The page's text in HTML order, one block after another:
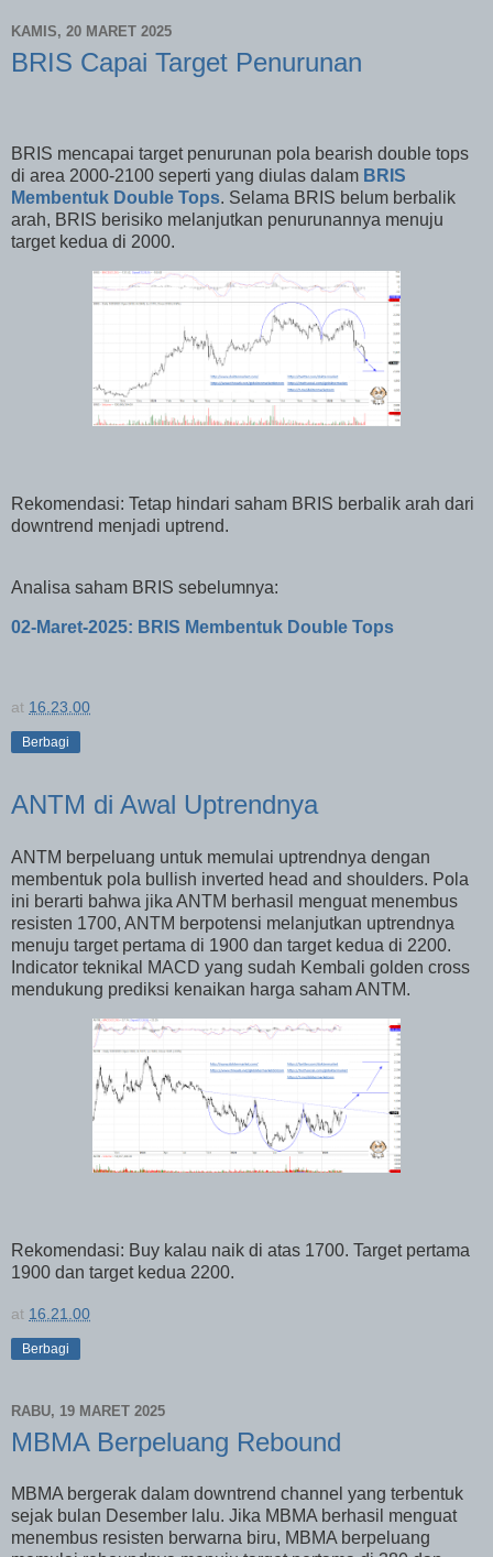
KAMIS, 20 MARET 2025
BRIS Capai Target Penurunan
BRIS mencapai target penurunan pola bearish double tops
di area 2000-2100 seperti yang diulas dalam BRIS
Membentuk Double Tops. Selama BRIS belum berbalik
arah, BRIS berisiko melanjutkan penurunannya menuju
target kedua di 2000.
Rekomendasi: Tetap hindari saham BRIS berbalik arah dari
downtrend menjadi uptrend.
Analisa saham BRIS sebelumnya:
02-Maret-2025: BRIS Membentuk Double Tops
at 16.23.00
Berbagi
ANTM di Awal Uptrendnya
ANTM berpeluang untuk memulai uptrendnya dengan
membentuk pola bullish inverted head and shoulders. Pola
ini berarti bahwa jika ANTM berhasil menguat menembus
resisten 1700, ANTM berpotensi melanjutkan uptrendnya
menuju target pertama di 1900 dan target kedua di 2200.
Indicator teknikal MACD yang sudah Kembali golden cross
mendukung prediksi kenaikan harga saham ANTM.
Rekomendasi: Buy kalau naik di atas 1700. Target pertama
1900 dan target kedua 2200.
at 16.21.00
Berbagi
RABU, 19 MARET 2025
MBMA Berpeluang Rebound
MBMA bergerak dalam downtrend channel yang terbentuk
sejak bulan Desember lalu. Jika MBMA berhasil menguat
menembus resisten berwarna biru, MBMA berpeluang